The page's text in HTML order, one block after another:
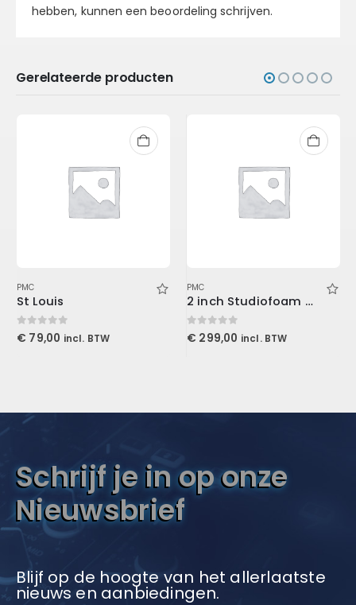
hebben, kunnen een beoordeling schrijven.
Gerelateerde producten
PMC
St Louis
0out of 5
€ 79,00 incl. BTW
PMC
2 inch Studiofoam Wave 60x60x5cm, Purple
0out of 5
€ 299,00 incl. BTW
Schrijf je in op onze
Nieuwsbrief
Blijf op de hoogte van het allerlaatste
nieuws en aanbiedingen.